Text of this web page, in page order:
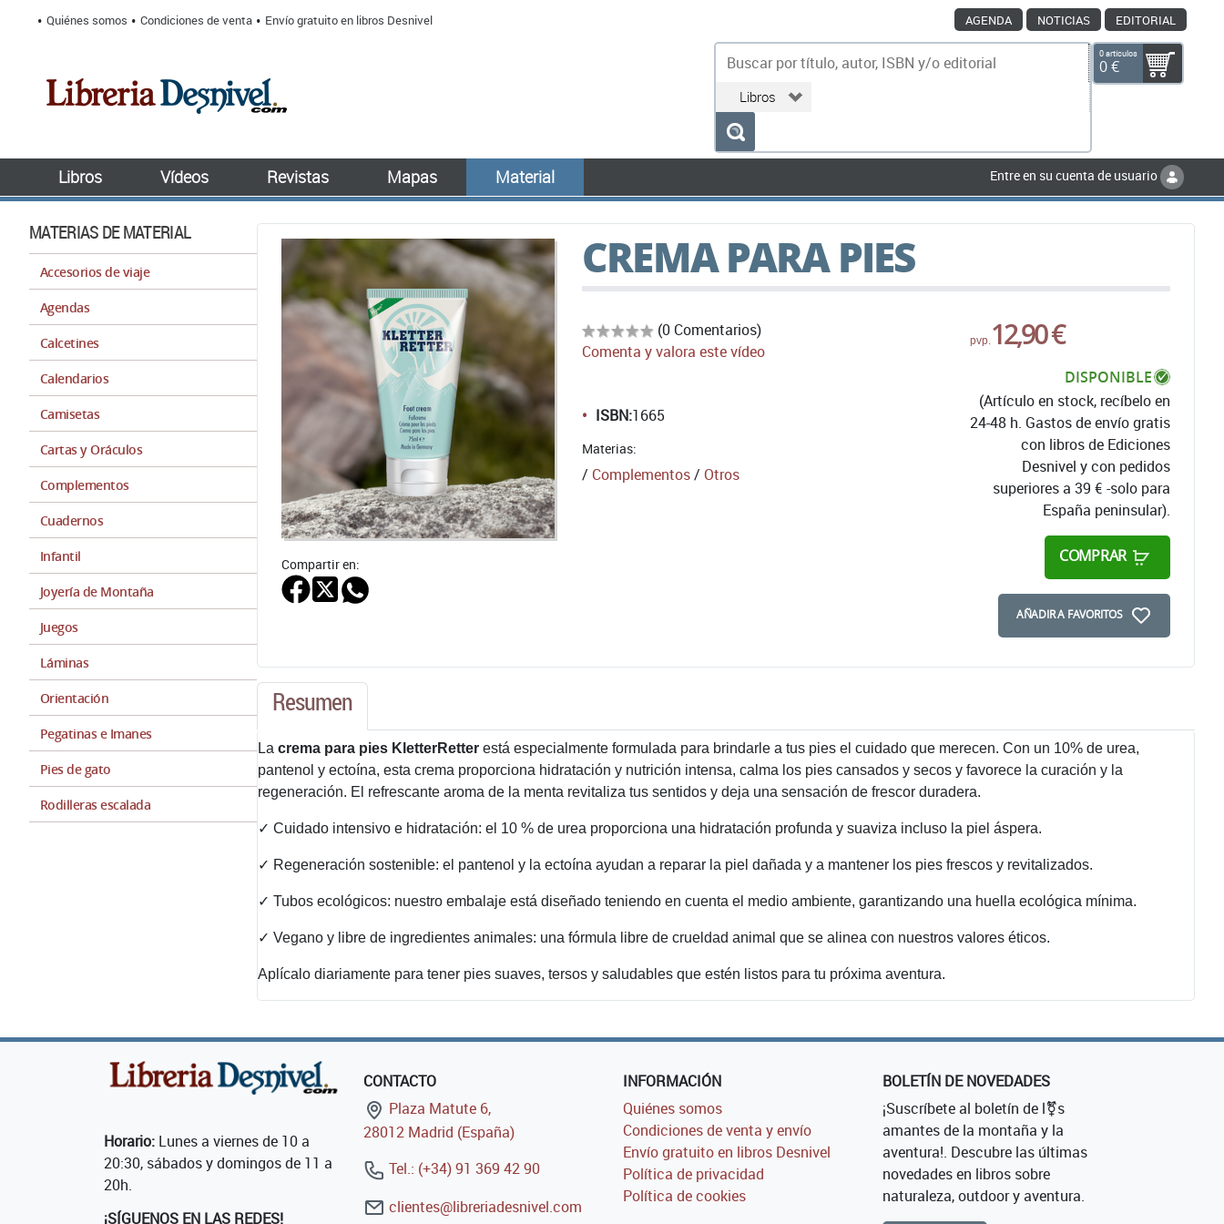
Quiénes somos Condiciones de venta Envío gratuito en libros Desnivel AGENDA NOTICIAS EDITORIAL
0 artículos
0 €
Libros Vídeos Revistas Mapas Material Entre en su cuenta de usuario
MATERIAS DE MATERIAL
Accesorios de viaje
Agendas
Calcetines
Calendarios
Camisetas
Cartas y Oráculos
Complementos
Cuadernos
Infantil
Joyería de Montaña
Juegos
Láminas
Orientación
Pegatinas e Imanes
Pies de gato
Rodilleras escalada
CREMA PARA PIES
Compartir en:
(0 Comentarios)
Comenta y valora este vídeo
pvp.12,90 €
DISPONIBLE
(Artículo en stock, recíbelo en
24-48 h. Gastos de envío gratis
con libros de Ediciones
Desnivel y con pedidos
superiores a 39 € -solo para
España peninsular).
COMPRAR
AÑADIR A FAVORITOS
ISBN:1665
Materias:
/ Complementos/ Otros
Resumen
La crema para pies KletterRetter está especialmente formulada para brindarle a tus pies el cuidado que merecen. Con un 10% de urea,
pantenol y ectoína, esta crema proporciona hidratación y nutrición intensa, calma los pies cansados ​​y secos y favorece la curación y la
regeneración. El refrescante aroma de la menta revitaliza tus sentidos y deja una sensación de frescor duradera.
✓ Cuidado intensivo e hidratación: el 10 % de urea proporciona una hidratación profunda y suaviza incluso la piel áspera.
✓ Regeneración sostenible: el pantenol y la ectoína ayudan a reparar la piel dañada y a mantener los pies frescos y revitalizados.
✓ Tubos ecológicos: nuestro embalaje está diseñado teniendo en cuenta el medio ambiente, garantizando una huella ecológica mínima.
✓ Vegano y libre de ingredientes animales: una fórmula libre de crueldad animal que se alinea con nuestros valores éticos.
Aplícalo diariamente para tener pies suaves, tersos y saludables que estén listos para tu próxima aventura.
Horario: Lunes a viernes de 10 a
20:30, sábados y domingos de 11 a
20h.
¡SÍGUENOS EN LAS REDES!
CONTACTO
Plaza Matute 6,
28012 Madrid (España)
Tel.: (+34) 91 369 42 90
clientes@libreriadesnivel.com
INFORMACIÓN
Quiénes somos
Condiciones de venta y envío
Envío gratuito en libros Desnivel
Política de privacidad
Política de cookies
BOLETÍN DE NOVEDADES
¡Suscríbete al boletín de l⚧s
amantes de la montaña y la
aventura!. Descubre las últimas
novedades en libros sobre
naturaleza, outdoor y aventura.